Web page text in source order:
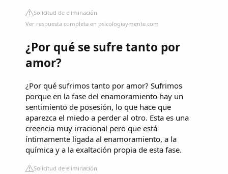
Solicitud de eliminación
Ver respuesta completa en psicologiaymente.com
¿Por qué se sufre tanto por
amor?
¿Por qué sufrimos tanto por amor? Sufrimos
porque en la fase del enamoramiento hay un
sentimiento de posesión, lo que hace que
aparezca el miedo a perder al otro. Esta es una
creencia muy irracional pero que está
íntimamente ligada al enamoramiento, a la
química y a la exaltación propia de esta fase.
Solicitud de eliminación